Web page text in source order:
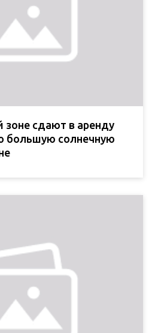
зоне сдают в аренду
большую солнечную